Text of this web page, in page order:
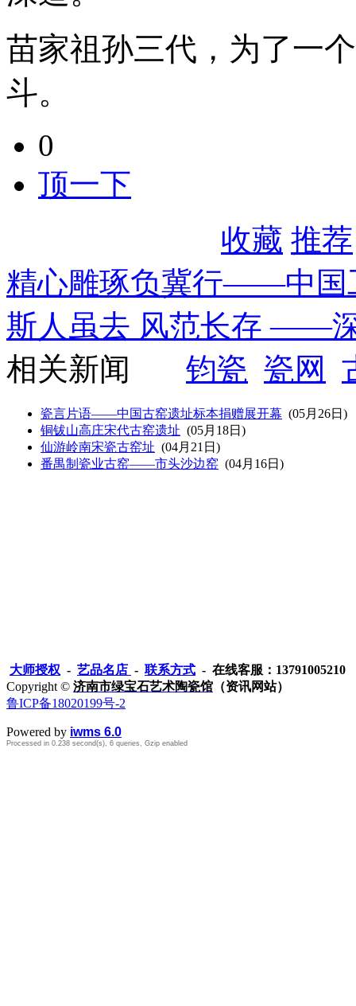
苗家祖孙三代，为了一
斗。
0
顶一下
收藏 推荐
精心雕琢负冀行——中国
斯人虽去 风范长存 ——
相关新闻
钧瓷 瓷网
瓷言片语——中国古窑遗址标本捐赠展开幕 (05月26日)
铜钹山高庄宋代古窑遗址 (05月18日)
仙游岭南宋瓷古窑址 (04月21日)
番禺制瓷业古窑——市头沙边窑 (04月16日)
大师授权 - 艺品名店 - 联系方式 - 在线客服：13791005210
Copyright © 济南市绿宝石艺术陶瓷馆 （资讯网站）
鲁ICP备18020199号-2
Powered by iwms 6.0
Processed in 0.238 second(s), 6 queries, Gzip enabled